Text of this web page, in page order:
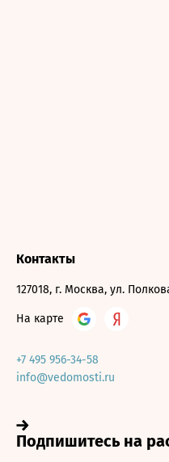
Контакты
127018, г. Москва, ул.
На карте
+7 495 956-34-58
info@vedomosti.ru